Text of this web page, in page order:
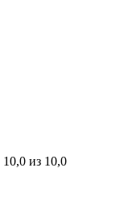
10,0 из 10,0